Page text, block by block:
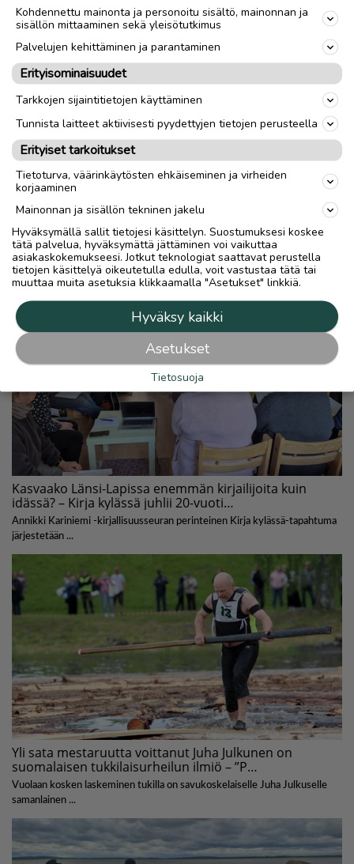
Kohdennettu mainonta ja personoitu sisältö, mainonnan ja
sisällön mittaaminen sekä yleisötutkimus
Palvelujen kehittäminen ja parantaminen
Erityisominaisuudet
Tarkkojen sijaintitietojen käyttäminen
Tunnista laitteet aktiivisesti pyydettyjen tietojen perusteella
Erityiset tarkoitukset
Tietoturva, väärinkäytösten ehkäiseminen ja virheiden
korjaaminen
Mainonnan ja sisällön tekninen jakelu
Hyväksymällä sallit tietojesi käsittelyn. Suostumuksesi koskee
tätä palvelua, hyväksymättä jättäminen voi vaikuttaa
asiakaskokemukseesi. Jotkut teknologiat saattavat perustella
tietojen käsittelyä oikeutetulla edulla, voit vastustaa tätä tai
muuttaa muita asetuksia klikkaamalla "Asetukset" linkkiä.
Hyväksy kaikki
Asetukset
Tietosuoja